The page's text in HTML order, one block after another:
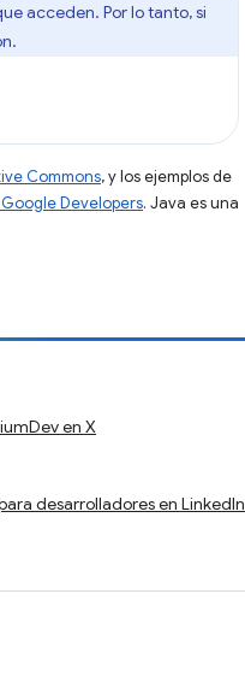
acceden. Por lo tanto, si
Commons, y los ejemplos de
Developers. Java es una
en X
desarrolladores en LinkedIn